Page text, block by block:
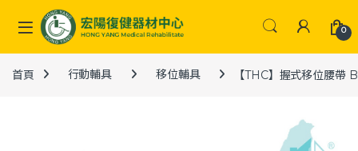
Skip to navigation
Skip to content
0
首頁 行動輔具 移位輔具 【THC】握式移位腰帶